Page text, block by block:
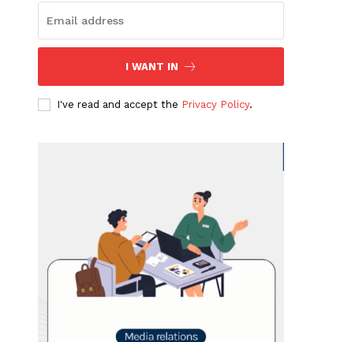
I WANT IN
I've read and accept the Privacy Policy.